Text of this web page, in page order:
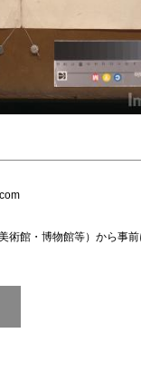
術館・博物館等）から事